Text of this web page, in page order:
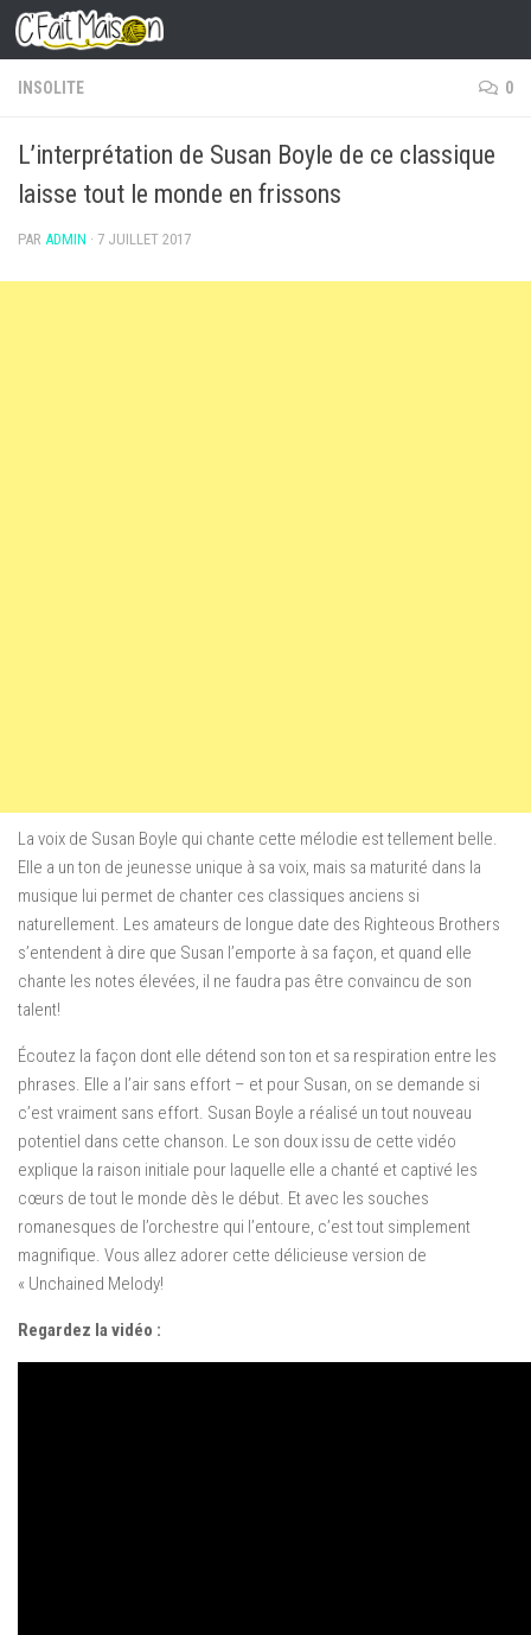
Skip to content
INSOLITE 0
L’interprétation de Susan Boyle de ce classique
laisse tout le monde en frissons
PAR ADMIN · 7 JUILLET 2017
La voix de Susan Boyle qui chante cette mélodie est tellement belle.
Elle a un ton de jeunesse unique à sa voix, mais sa maturité dans la
musique lui permet de chanter ces classiques anciens si
naturellement. Les amateurs de longue date des Righteous Brothers
s’entendent à dire que Susan l’emporte à sa façon, et quand elle
chante les notes élevées, il ne faudra pas être convaincu de son
talent!
Écoutez la façon dont elle détend son ton et sa respiration entre les
phrases. Elle a l’air sans effort – et pour Susan, on se demande si
c’est vraiment sans effort. Susan Boyle a réalisé un tout nouveau
potentiel dans cette chanson. Le son doux issu de cette vidéo
explique la raison initiale pour laquelle elle a chanté et captivé les
cœurs de tout le monde dès le début. Et avec les souches
romanesques de l’orchestre qui l’entoure, c’est tout simplement
magnifique. Vous allez adorer cette délicieuse version de
« Unchained Melody!
Regardez la vidéo :